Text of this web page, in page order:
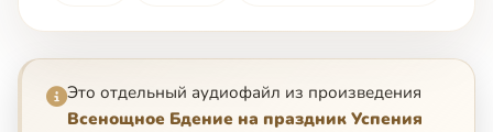
Это отдельный аудиофайл из произведения
Всенощное Бдение на праздник Успения